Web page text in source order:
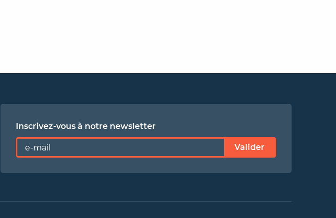
Inscrivez-vous à notre newsletter
Valider